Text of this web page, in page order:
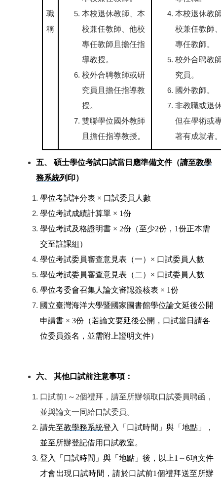
職
稱
本校退休教師、本
校兼任教師、他校
專任教師且擔任指
導教授。
校外合聘教師或研
究員且擔任指導教
授。
雙聯學位國外教師
且擔任指導教授。
本校退休教
校兼任教師
專任教師。
校外合聘教
究員。
國外教師。
非教職或退
但在學術或
著有成就者
五、 碩士學位考試口試當日應準備文件（請至教學
務系統列印）
學位考試評分表 × 口試委員人數
學位考試成績計算單 × 1份
學位考試及格證明書 × 2份（至少2份，1份正本需
交至註課組）
學位考試委員審查意見表（一）× 口試委員人數
學位考試委員審查意見表（二）× 口試委員人數
學位考委會召集人論文審認簽核表 × 1份
國立臺灣海洋大學暨國家圖書館學位論文延後公開
申請書 × 3份（若論文要延後公開，口試當日請各
位委員簽名，並需附上證明文件）
六、 其他口試前注意事項：
口試前1～2個禮拜，請至所辦領取口試委員聘函，
並與論文一同給口試委員。
請先至教學務系統登入「口試時間」與「地點」，
並至所辦登記借用口試教室。
登入「口試時間」與「地點」後，以上1～6項文件
才會出現口試時間，請於口試前1個禮拜送至所辦